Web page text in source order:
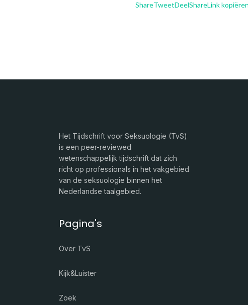
ShareTweetDeelShareLink kopiëren
Het Tijdschrift voor Seksuologie (TvS)
is een peer-reviewed
wetenschappelijk tijdschrift dat zich
richt op professionals in het vakgebied
van de seksuologie binnen het
Nederlandse taalgebied.
Pagina's
Over TvS
Kijk&Luister
Zoek